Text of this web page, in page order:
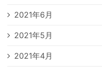
2021年6月
2021年5月
2021年4月